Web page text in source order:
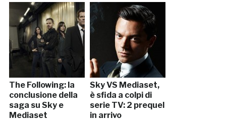
The Following: la
conclusione della
saga su Sky e
Mediaset
Sky VS Mediaset,
è sfida a colpi di
serie TV: 2 prequel
in arrivo